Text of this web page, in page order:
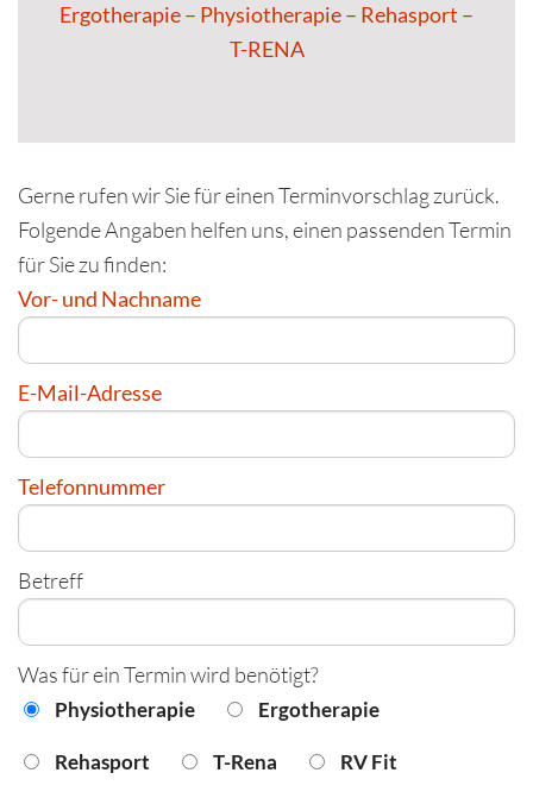
Ergotherapie – Physiotherapie – Rehasport –
T-RENA
Gerne rufen wir Sie für einen Terminvorschlag zurück.
Folgende Angaben helfen uns, einen passenden Termin
für Sie zu finden:
Vor- und Nachname
E-Mail-Adresse
Telefonnummer
Betreff
Was für ein Termin wird benötigt?
Physiotherapie Ergotherapie
Rehasport T-Rena RV Fit